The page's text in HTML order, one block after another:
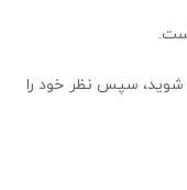
شوید، سپس نظر خود را